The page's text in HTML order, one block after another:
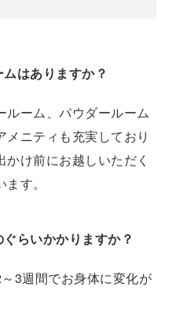
はありますか？
ルーム、パウダールーム
ニティも充実しており
け前にお越しいただく
す。
らいかかりますか？
3週間でお身体に変化が